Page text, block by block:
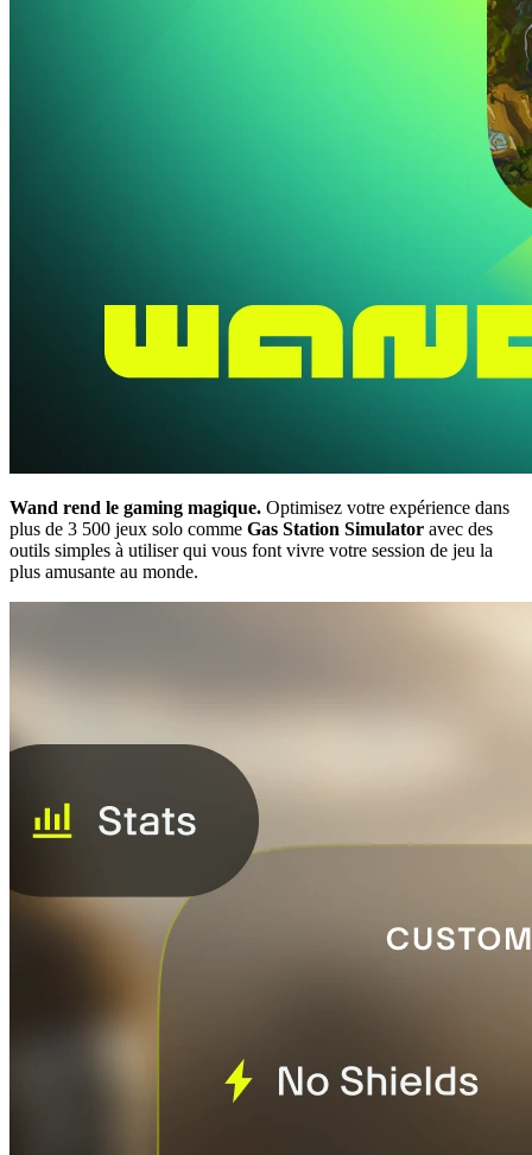
Wand rend le gaming magique. Optimisez votre expérience dans
plus de 3 500 jeux solo comme Gas Station Simulator avec des
outils simples à utiliser qui vous font vivre votre session de jeu la
plus amusante au monde.